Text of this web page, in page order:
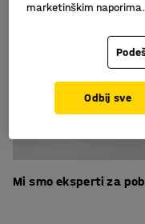
Mi smo eksperti za
marketinškim naporima.
Odbij sve